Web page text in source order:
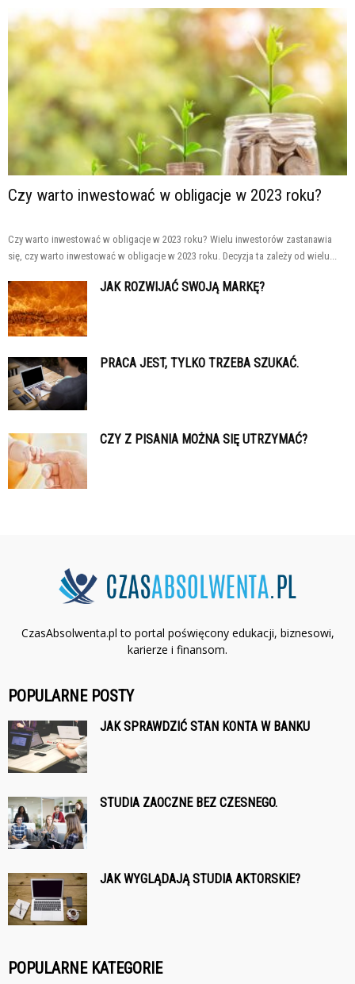
Czy warto inwestować w obligacje w 2023 roku?
Czy warto inwestować w obligacje w 2023 roku? Wielu inwestorów zastanawia
się, czy warto inwestować w obligacje w 2023 roku. Decyzja ta zależy od wielu...
JAK ROZWIJAĆ SWOJĄ MARKĘ?
PRACA JEST, TYLKO TRZEBA SZUKAĆ.
CZY Z PISANIA MOŻNA SIĘ UTRZYMAĆ?
CzasAbsolwenta.pl to portal poświęcony edukacji, biznesowi,
karierze i finansom.
POPULARNE POSTY
JAK SPRAWDZIĆ STAN KONTA W BANKU
STUDIA ZAOCZNE BEZ CZESNEGO.
JAK WYGLĄDAJĄ STUDIA AKTORSKIE?
POPULARNE KATEGORIE